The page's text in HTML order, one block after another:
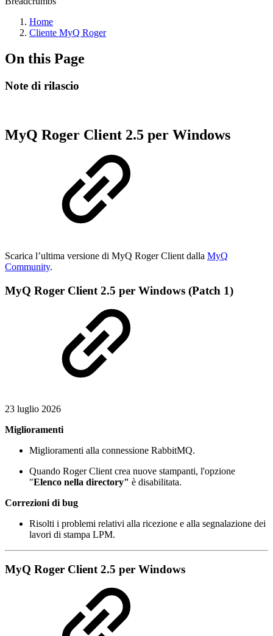
Home
Cliente MyQ Roger
On this Page
Note di rilascio
MyQ Roger Client 2.5 per Windows
Scarica l’ultima versione di MyQ Roger Client dalla MyQ
Community.
MyQ Roger Client 2.5 per Windows (Patch 1)
23 luglio 2026
Miglioramenti
Miglioramenti alla connessione RabbitMQ.
Quando Roger Client crea nuove stampanti, l'opzione
"Elenco nella directory" è disabilitata.
Correzioni di bug
Risolti i problemi relativi alla ricezione e alla segnalazione dei
lavori di stampa LPM.
MyQ Roger Client 2.5 per Windows